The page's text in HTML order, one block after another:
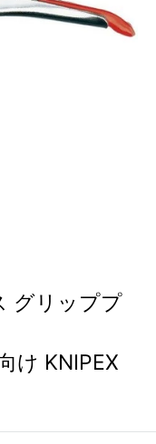
グリッププ
け KNIPEX